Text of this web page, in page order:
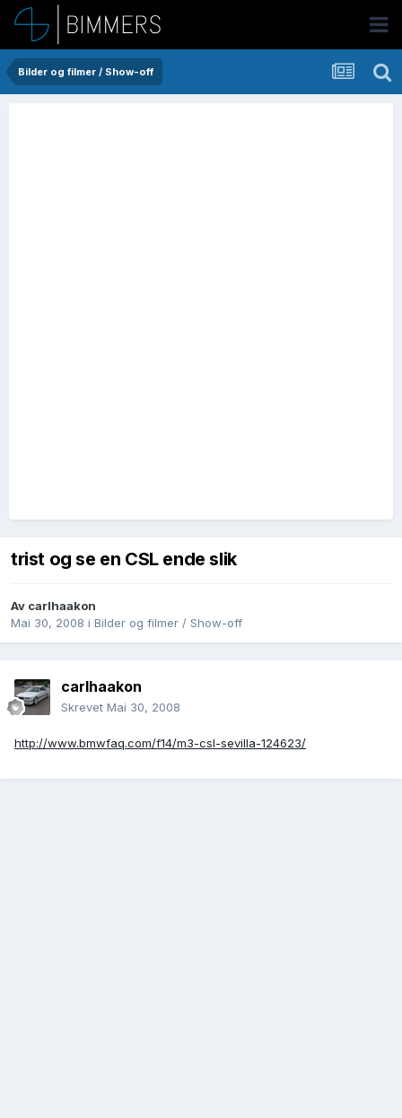
Bilder og filmer / Show-off
trist og se en CSL ende slik
Av carlhaakon
Mai 30, 2008 i Bilder og filmer / Show-off
carlhaakon
Skrevet Mai 30, 2008
http://www.bmwfaq.com/f14/m3-csl-sevilla-124623/